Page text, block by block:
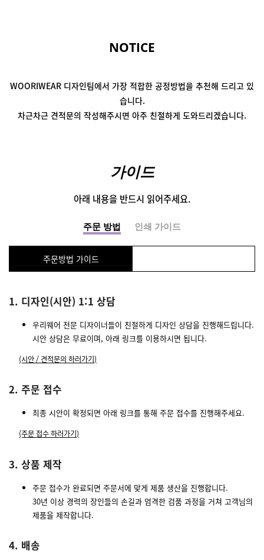
NOTICE
WOORIWEAR 디자인팀에서 가장 적합한 공정방법을 추천해 드리고 있
습니다.
차근차근 견적문의 작성해주시면 아주 친절하게 도와드리겠습니다.
가이드
아래 내용을 반드시 읽어주세요.
주문 방법 인쇄 가이드
주문방법 가이드
1. 디자인(시안) 1:1 상담
우리웨어 전문 디자이너들이 친절하게 디자인 상담을 진행해드립니다.
시안 상담은 무료이며, 아래 링크를 이용하시면 됩니다.
(시안 / 견적문의 하러가기)
2. 주문 접수
최종 시안이 확정되면 아래 링크를 통해 주문 접수를 진행해주세요.
(주문 접수 하러가기)
3. 상품 제작
주문 접수가 완료되면 주문서에 맞게 제품 생산을 진행합니다.
30년 이상 경력의 장인들의 손길과 엄격한 검품 과정을 거쳐 고객님의
제품을 제작합니다.
4. 배송